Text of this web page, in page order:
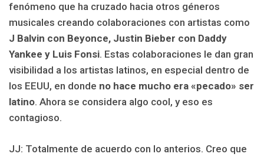
fenómeno que ha cruzado hacia otros géneros
musicales creando colaboraciones con artistas como
J Balvin con Beyonce, Justin Bieber con Daddy
Yankee y Luis Fonsi. Estas colaboraciones le dan gran
visibilidad a los artistas latinos, en especial dentro de
los EEUU, en donde no hace mucho era «pecado» ser
latino. Ahora se considera algo cool, y eso es
contagioso.
JJ: Totalmente de acuerdo con lo anterios. Creo que